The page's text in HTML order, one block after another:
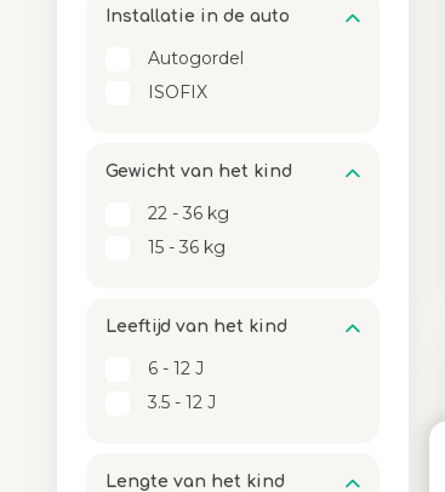
Installatie​​ in de auto
Autogordel
ISOFIX
Gewicht van het kind​​
22 - 36 kg
15 - 36 kg
Leeftijd van het kind​​
6 - 12 J
3.5 - 12 J
Lengte van het kind​​